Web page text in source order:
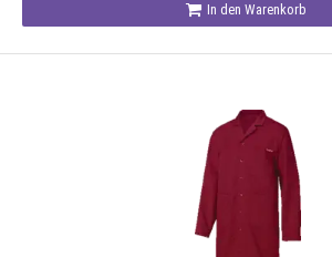
In den Warenkorb